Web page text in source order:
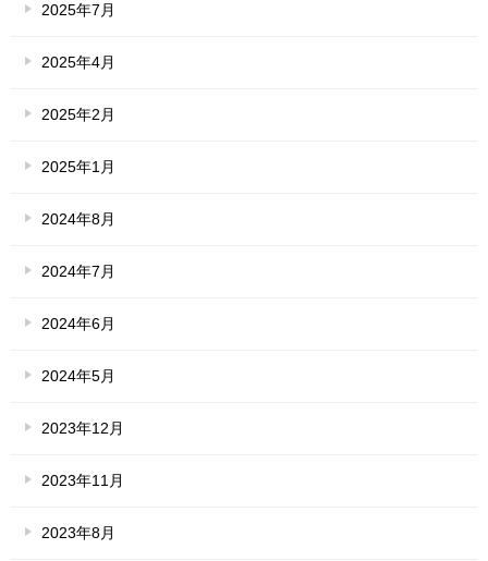
2025年7月
2025年4月
2025年2月
2025年1月
2024年8月
2024年7月
2024年6月
2024年5月
2023年12月
2023年11月
2023年8月